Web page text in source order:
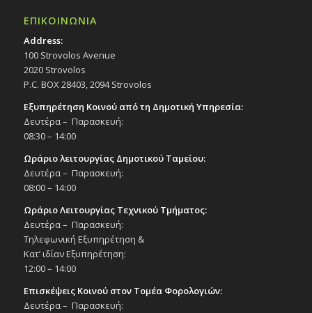
ΕΠΙΚΟΙΝΩΝΙΑ
Address:
100 Strovolos Avenue
2020 Strovolos
P.C. BOX 28403, 2094 Strovolos
Εξυπηρέτηση Κοινού από τη Δημοτική Υπηρεσία:
Δευτέρα – Παρασκευή:
08:30 – 14:00
Ωράριο λειτουργίας Δημοτικού Ταμείου:
Δευτέρα – Παρασκευή:
08:00 – 14:00
Ωράριο Λειτουργίας Τεχνικού Τμήματος:
Δευτέρα – Παρασκευή:
Τηλεφωνική Εξυπηρέτηση &
Κατ’ ιδίαν Εξυπηρέτηση:
12:00 – 14:00
Επισκέψεις Κοινού στον Τομέα Φορολογιών:
Δευτέρα – Παρασκευή: